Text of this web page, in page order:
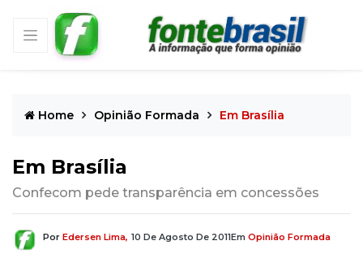
Home Opinião Formada Em Brasília
Em Brasília
Confecom pede transparência em concessões
Por Edersen Lima, 10 De Agosto De 2011Em Opinião Formada